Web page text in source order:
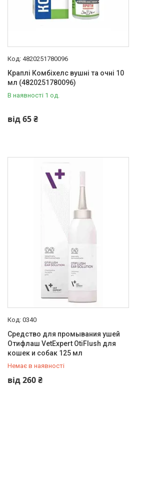
4820251780096
Краплі Комбіхелс вушні та очні 10
мл (4820251780096)
В наявності 1 од.
від 65 ₴
0340
Средство для промывания ушей
Отифлаш VetExpert OtiFlush для
кошек и собак 125 мл
Немає в наявності
від 260 ₴
+380 (93) 384-27-90